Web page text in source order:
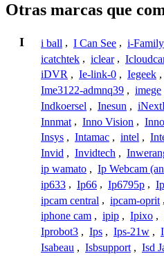
Otras marcas que
I i ball , I Can See , i-Family
icatchtek , iclear ,
iDVR , Ie-link-0 , Iegeek ,
Ime3122-admnq39 , imege
Indkoersel , Inesun ,
Innmat , Inno Vision ,
Insys , Intamac , intel ,
Invid , Invidtech ,
ip wamato , Ip Webcam
ip633 , Ip66 , Ip6795p ,
ipcam central , ipcam-oprit ,
iphone cam , ipip , Ipixo ,
Iprobot3 , Ips , Ips-21w ,
Isabeau , Isbsupport , Isd